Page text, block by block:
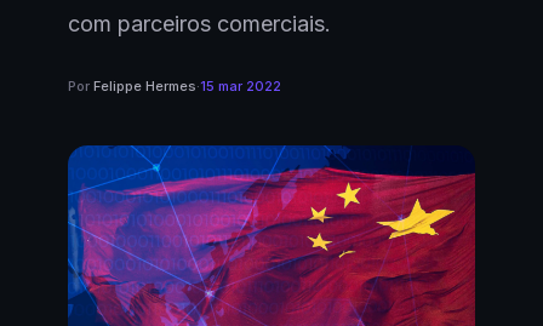
com parceiros comerciais.
Por Felippe Hermes·15 mar 2022